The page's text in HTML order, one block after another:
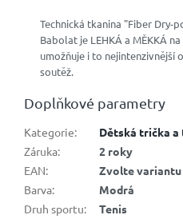
Technická tkanina "Fiber
Babolat je LEHKÁ a MĚKKÁ
umožňuje i to nejintenzivnější
soutěž.
Doplňkové parametry
Kategorie:
Dětská trička a
Záruka:
2 roky
EAN:
Zvolte variantu
Barva:
Modrá
Druh sportu:
Tenis